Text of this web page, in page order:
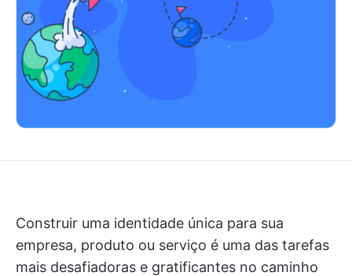
Construir uma identidade única para sua
empresa, produto ou serviço é uma das tarefas
mais desafiadoras e gratificantes no caminho